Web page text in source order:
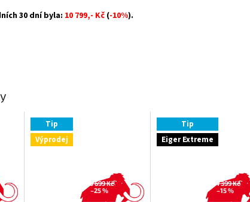
Tip
Výprodej
5 699 Kč
–25 %
Tip
Eiger Extreme
4 399 Kč
–15 %
30 dní byla: 10 799,- Kč (-10%).